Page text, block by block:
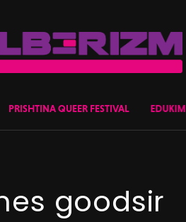
PRISHTINA QUEER FESTIVAL EDUKIM
goodsir